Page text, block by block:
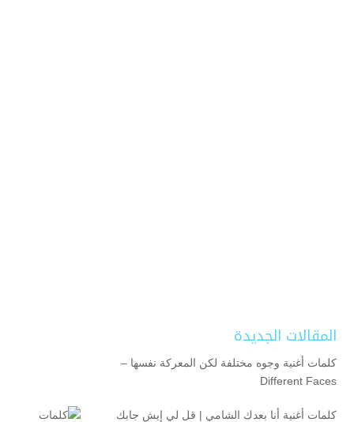
المقالات الجديدة
كلمات أغنية وجوه مختلفة لكن المعركة نفسها –
Different Faces
كلمات أغنية أنا بعدك الشامي | قل لي إيش جابك